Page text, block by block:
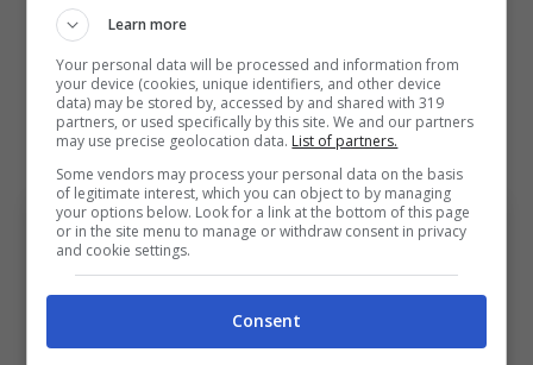
valutando la chance di fargli indossare i colori
della propria bandiera.
Ipotesi mercato
Learn more
Your personal data will be processed and information from
your device (cookies, unique identifiers, and other device
data) may be stored by, accessed by and shared with 319
partners, or used specifically by this site. We and our partners
may use precise geolocation data. List of partners.
Some vendors may process your personal data on the basis
of legitimate interest, which you can object to by managing
your options below. Look for a link at the bottom of this page
or in the site menu to manage or withdraw consent in privacy
and cookie settings.
Consent